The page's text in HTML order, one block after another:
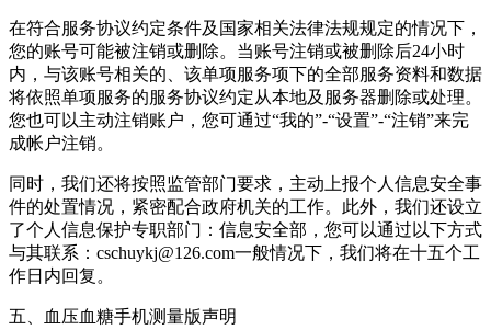
在符合服务协议约定条件及国家相关法律法规规定的情况下，
您的账号可能被注销或删除。当账号注销或被删除后24小时
内，与该账号相关的、该单项服务项下的全部服务资料和数据
将依照单项服务的服务协议约定从本地及服务器删除或处理。
您也可以主动注销账户，您可通过“我的”-“设置”-“注销”来完
成帐户注销。
同时，我们还将按照监管部门要求，主动上报个人信息安全事
件的处置情况，紧密配合政府机关的工作。此外，我们还设立
了个人信息保护专职部门：信息安全部，您可以通过以下方式
与其联系：cschuykj@126.com一般情况下，我们将在十五个工
作日内回复。
五、血压血糖手机测量版声明